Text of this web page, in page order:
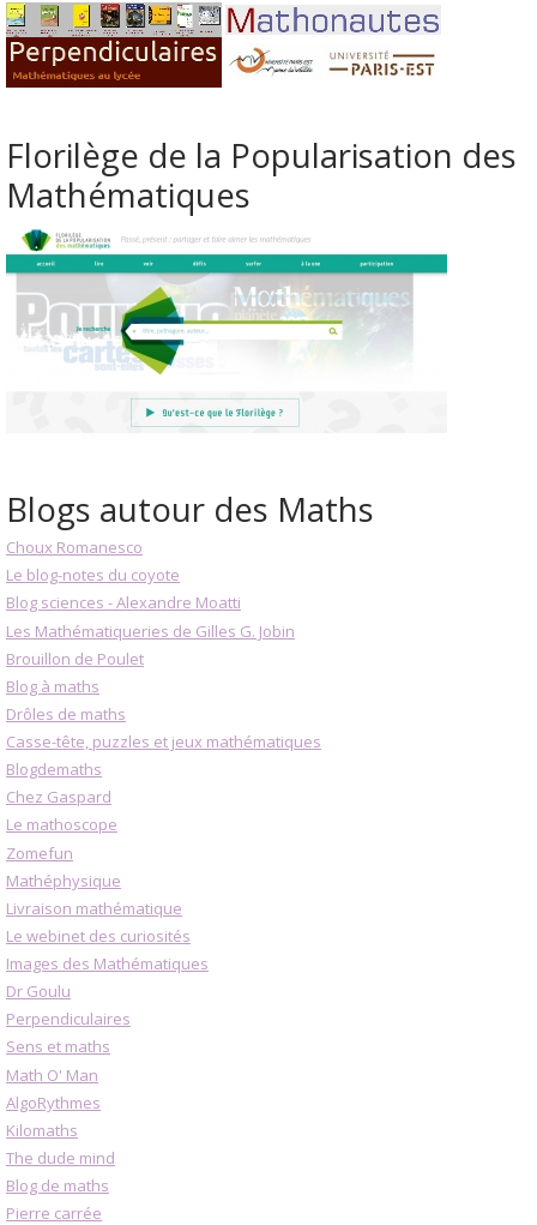
Florilège de la Popularisation des
Mathématiques
Blogs autour des Maths
Choux Romanesco
Le blog-notes du coyote
Blog sciences - Alexandre Moatti
Les Mathématiqueries de Gilles G. Jobin
Brouillon de Poulet
Blog à maths
Drôles de maths
Casse-tête, puzzles et jeux mathématiques
Blogdemaths
Chez Gaspard
Le mathoscope
Zomefun
Mathéphysique
Livraison mathématique
Le webinet des curiosités
Images des Mathématiques
Dr Goulu
Perpendiculaires
Sens et maths
Math O' Man
AlgoRythmes
Kilomaths
The dude mind
Blog de maths
Pierre carrée